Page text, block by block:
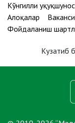
Кўнгилли
Алоқалар
Фойдаланиш
Кузатиб